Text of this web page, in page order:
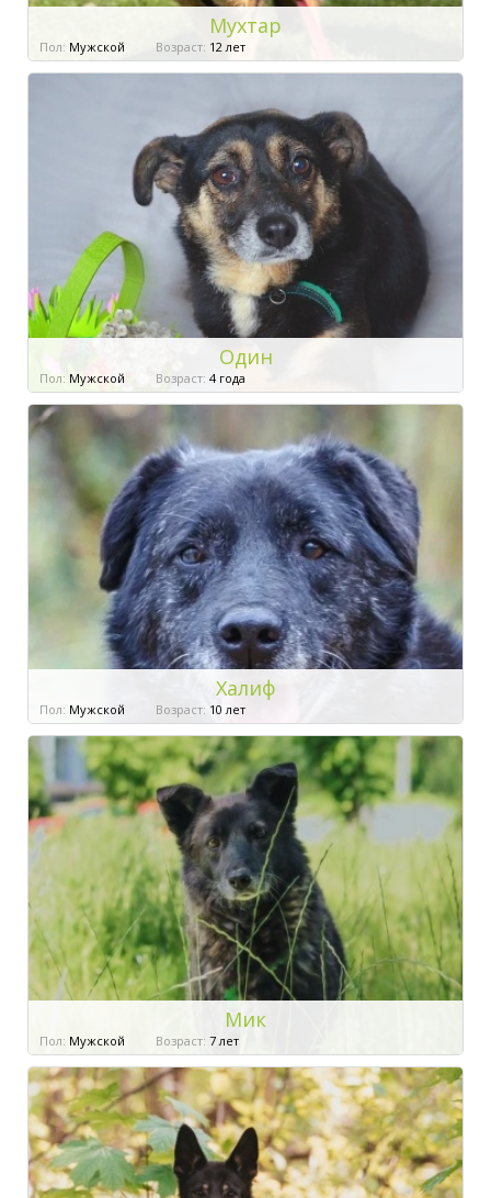
Мухтар
Пол: Мужской Возраст: 12 лет
Один
Пол: Мужской Возраст: 4 года
Халиф
Пол: Мужской Возраст: 10 лет
Мик
Пол: Мужской Возраст: 7 лет